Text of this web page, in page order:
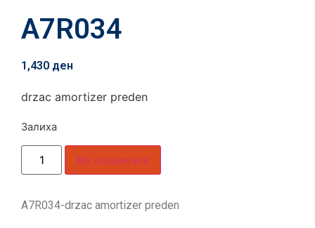
A7R034
1,430 ден
drzac amortizer preden
Залиха
Во кошничка
A7R034-drzac amortizer preden